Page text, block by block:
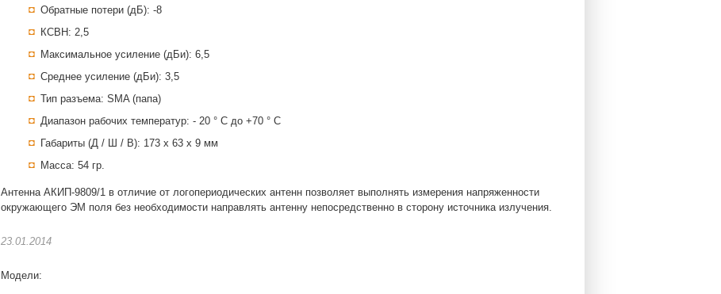
Обратные потери (дБ): -8
КСВН: 2,5
Максимальное усиление (дБи): 6,5
Среднее усиление (дБи): 3,5
Тип разъема: SMA (папа)
Диапазон рабочих температур: - 20 ° C до +70 ° C
Габариты (Д / Ш / В): 173 х 63 x 9 мм
Масса: 54 гр.
Антенна АКИП-9809/1 в отличие от логопериодических антенн позволяет выполнять измерения напряженности
окружающего ЭМ поля без необходимости направлять антенну непосредственно в сторону источника излучения.
23.01.2014
Модели: